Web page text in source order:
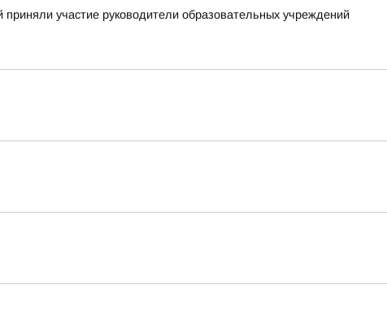
приняли участие руководители образовательных учреждений